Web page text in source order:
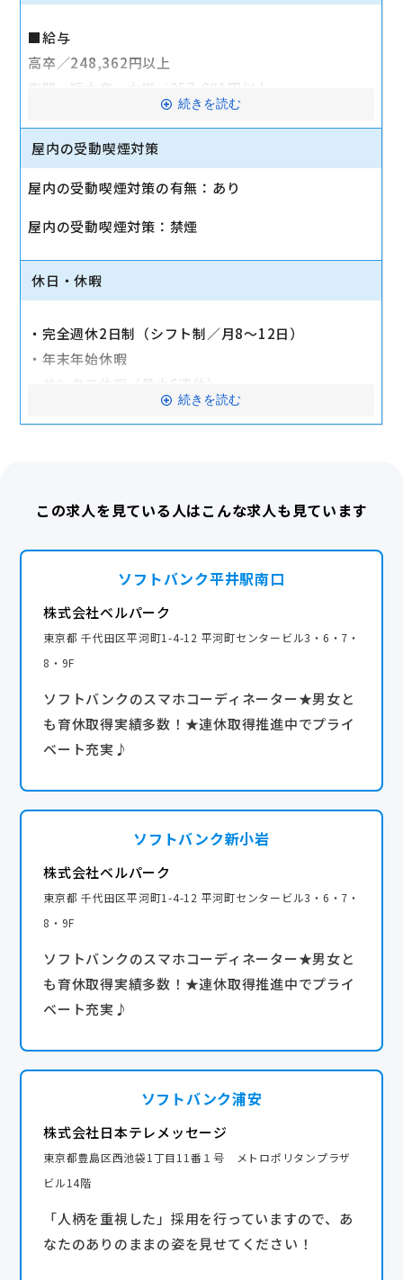
■給与
高卒／248,362円以上
専門・短大卒・大学／257,891円以上
時間外手当(超過分)・交通費全額支給
【モデル年収例】
700万円/エリアマネージャー
★各種社会保険完備
健康保険・厚生年金・雇用保険・労災保険
★昇給・賞与
・昇給 年1回 （定期人事考課に加え、能力に応じて随
時昇給）
・賞与 年2回 （7月・12月）
・資格手当5000円～70,000円/月
支給
・役職手当/勤続手当など
制服貸与/財形貯蓄制度/引っ越し支援金/住宅手当
定期健康診断/予防接種の補助
最新機種貸与制度
通信料割引制度
他、クルー向け優待制度多数あり
産休・育休実績あり
続きを読む
屋内の受動喫煙対策
屋内の受動喫煙対策の有無：あり
屋内の受動喫煙対策：禁煙
休日・休暇
・完全週休2日制（シフト制／月8〜12日）
・年末年始休暇
・サンクス休暇（最大6連休）
・有給休暇（半年以降10日～）
す
■慶弔休暇■有給休暇■結婚休暇（5日）など
完全週休2日
続きを読む
この求人を見ている人はこんな求人も見ています
ソフトバンク平井駅南口
株式会社ベルパーク
東京都 千代田区平河町1-4-12 平河町センタービル3・6・7・
8・9F
ソフトバンクのスマホコーディネーター★男女と
も育休取得実績多数！★連休取得推進中でプライ
ベート充実♪
ソフトバンク新小岩
株式会社ベルパーク
東京都 千代田区平河町1-4-12 平河町センタービル3・6・7・
8・9F
ソフトバンクのスマホコーディネーター★男女と
も育休取得実績多数！★連休取得推進中でプライ
ベート充実♪
ソフトバンク浦安
株式会社日本テレメッセージ
東京都豊島区西池袋1丁目11番１号 メトロポリタンプラザ
ビル14階
「人柄を重視した」採用を行っていますので、あ
なたのありのままの姿を見せてください！